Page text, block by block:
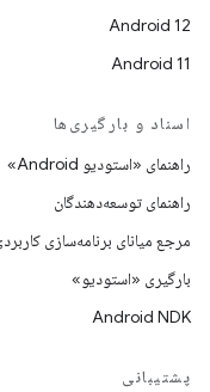
Android 12
Android 11
اسناد و بارگیری‌ها
راهنمای «استودیو Android»
راهنمای توسعه‌دهندگان
مرجع میانای برنامه‌سازی
بارگیری «استودیو»
Android NDK
پشتیبانی